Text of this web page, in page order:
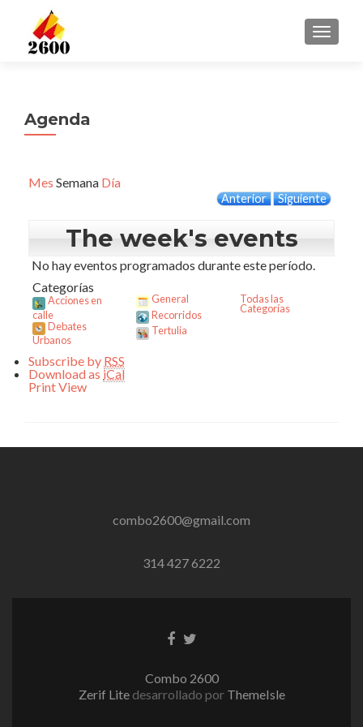
Agenda
Mes Semana Día
Anterior Siguiente
The week's events
No hay eventos programados durante este período.
Categorías
Acciones en
calle
Debates
Urbanos
General
Recorridos
Tertulia
Todas las
Categorías
Subscribe by RSS
Download as iCal
PrintView
combo2600@gmail.com
314 427 6222
EnlaceEnlace
Combo 2600
Zerif Lite desarrollado por ThemeIsle